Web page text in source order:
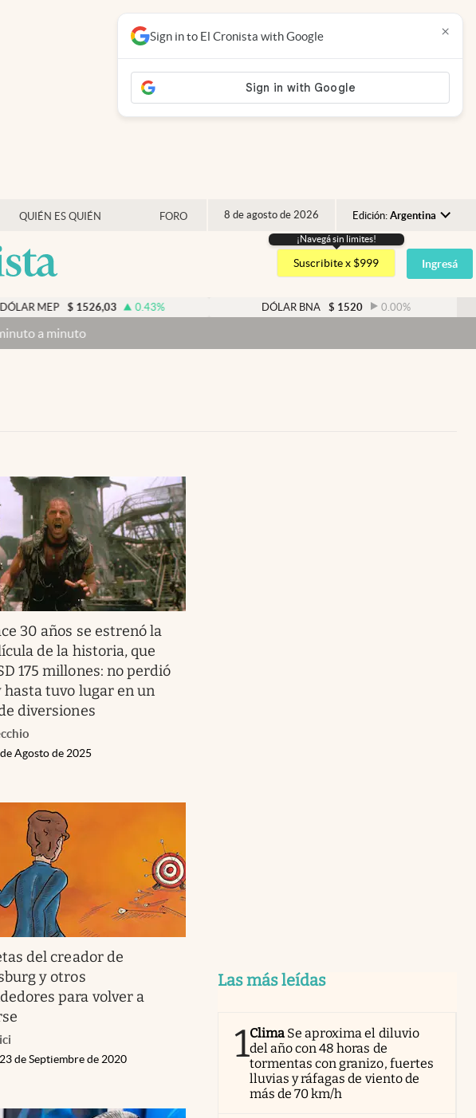
QUIÉN ES QUIÉN FORO 8 de agosto de 2026 Edición: Argentina
Argentina
España
USA
¡Navegá sin limites!
Suscribite x $999 Ingresá
1526,03 0.43% 1520 0.00 %
Sign in to El Cronista with Google ×
30 años se estrenó la
de la historia, que
175 millones: no perdió
hasta tuvo lugar en un
diversiones
Agosto de 2025
del creador de
y otros
para volver a
de Septiembre de 2020
Las más leídas
1Clima Se aproxima el diluvio
del año con 48 horas de
tormentas con granizo, fuertes
lluvias y ráfagas de viento de
más de 70 km/h